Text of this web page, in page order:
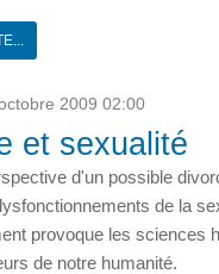
2009 02:00
et sexualité
d'un possible
de la
provoque les sciences
de notre humanité.